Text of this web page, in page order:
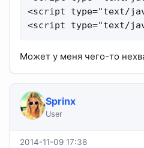
<script type="text/
<script type="text/
Может у меня чего-то
Sprinx
User
2014-11-09 17:38